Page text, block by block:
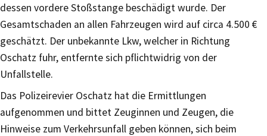
dessen vordere Stoßstange beschädigt wurde. Der
Gesamtschaden an allen Fahrzeugen wird auf circa 4.500 €
geschätzt. Der unbekannte Lkw, welcher in Richtung
Oschatz fuhr, entfernte sich pflichtwidrig von der
Unfallstelle.
Das Polizeirevier Oschatz hat die Ermittlungen
aufgenommen und bittet Zeuginnen und Zeugen, die
Hinweise zum Verkehrsunfall geben können, sich beim